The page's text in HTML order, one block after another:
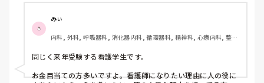
て、もう本当にしんどいです🥲
聞かないと教えて貰えない、聞いても今忙しいから他の人に
聞いてと、とたらい回しみたいにされるときもあります。
同期はおらず、孤独感もあり、病棟では孤立しているように
感じます…
実習もつらくて。要領悪いので此間も実習中徹夜しました。
先生は睡眠時間が少ないのは知識がないからだと言われ、さ
らに自分の無能さを実感しました。
また、今こうやって音を上げていても、看護師になってから
の方が辛いし勉強量増えるなんて何回も聞きました。
みぃ
内科, 外科, 呼吸器科, 消化器内科, 循環器科, 精神科, 心療内科, 整形
急科, 急性期, 超急性期, ICU, 新人ナース, 病棟, 神経内科, 脳神経外
科, 消化器外科, 一般病院, 慢性期, 回復期, 終末期, オペ室, 透析
同じく来年受験する看護学生です。
お金目当ての方多いですよ。看護師になりたい理由に人の役に